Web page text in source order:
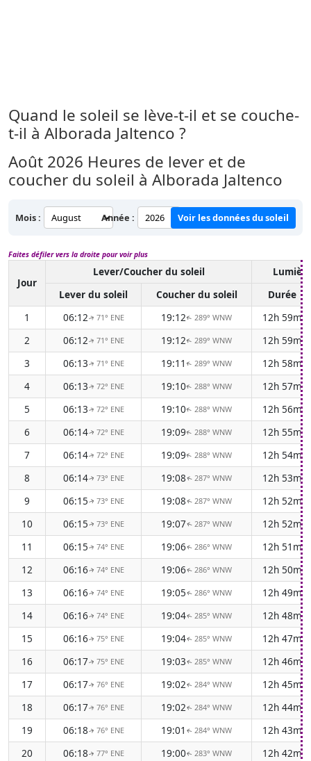
Quand le soleil se lève-t-il et se couche-
t-il à Alborada Jaltenco ?
Août 2026 Heures de lever et de
coucher du soleil à Alborada Jaltenco
Mois : Année : Voir les données du soleil
Faites défiler vers la droite pour voir plus
Jour
Lever/Coucher du soleil
Lever du soleil
Coucher du soleil
Durée
1
06:12↑ 71° ENE 19:12↑ 289° WNW
12h 59m
2
06:12↑ 71° ENE 19:12↑ 289° WNW
12h 59m
3
06:13↑ 71° ENE 19:11 ↑ 289° WNW
12h 58m
4
06:13↑ 72° ENE 19:10↑ 288° WNW
12h 57m
5
06:13↑ 72° ENE 19:10↑ 288° WNW
12h 56m
6
06:14↑ 72° ENE 19:09↑ 288° WNW
12h 55m
7
06:14↑ 72° ENE 19:09↑ 288° WNW
12h 54m
8
06:14↑ 73° ENE 19:08↑ 287° WNW
12h 53m
9
06:15↑ 73° ENE 19:08↑ 287° WNW
12h 52m
10
06:15↑ 73° ENE 19:07↑ 287° WNW
12h 52m
11
06:15↑ 74° ENE 19:06↑ 286° WNW
12h 51m
12
06:16↑ 74° ENE 19:06↑ 286° WNW
12h 50m
13
06:16↑ 74° ENE 19:05↑ 286° WNW
12h 49m
14
06:16↑ 74° ENE 19:04↑ 285° WNW
12h 48m
15
06:16↑ 75° ENE 19:04↑ 285° WNW
12h 47m
16
06:17↑ 75° ENE 19:03↑ 285° WNW
12h 46m
17
06:17↑ 76° ENE 19:02↑ 284° WNW
12h 45m
18
06:17↑ 76° ENE 19:02↑ 284° WNW
12h 44m
19
06:18↑ 76° ENE 19:01 ↑ 284° WNW
12h 43m
20
06:18↑ 77° ENE 19:00↑ 283° WNW 12h 42m